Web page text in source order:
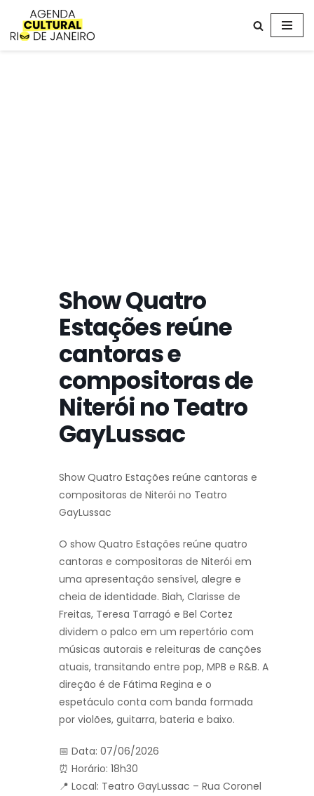
Avançar
Show Quatro
Estações reúne
cantoras e
compositoras de
Niterói no Teatro
GayLussac
Show Quatro Estações reúne cantoras e
compositoras de Niterói no Teatro
GayLussac
O show Quatro Estações reúne quatro
cantoras e compositoras de Niterói em
uma apresentação sensível, alegre e
cheia de identidade. Biah, Clarisse de
Freitas, Teresa Tarragó e Bel Cortez
dividem o palco em um repertório com
músicas autorais e releituras de canções
atuais, transitando entre pop, MPB e R&B. A
direção é de Fátima Regina e o
espetáculo conta com banda formada
por violões, guitarra, bateria e baixo.
📅 Data: 07/06/2026
⏰ Horário: 18h30
📍 Local: Teatro GayLussac – Rua Coronel